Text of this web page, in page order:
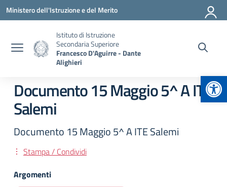
Vai ai contenuti
Vai al menu di navigazione
Vai al footer
Ministero dell'Istruzione e del Merito
Istituto di Istruzione
Secondaria Superiore
Francesco D'Aguirre - Dante
Alighieri
Documento 15 Maggio 5^ A ITE
Salemi
Documento 15 Maggio 5^ A ITE Salemi
Stampa / Condividi
Argomenti